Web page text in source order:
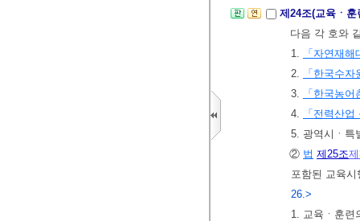
제24조(교육ㆍ
다음 각 호와
1.
「자연재
2.
「한국수
3.
「한국농
4.
「전력산
5. 광역시ㆍ특
② 법 제25조
포함된 교육
26.>
1. 교육ㆍ훈련